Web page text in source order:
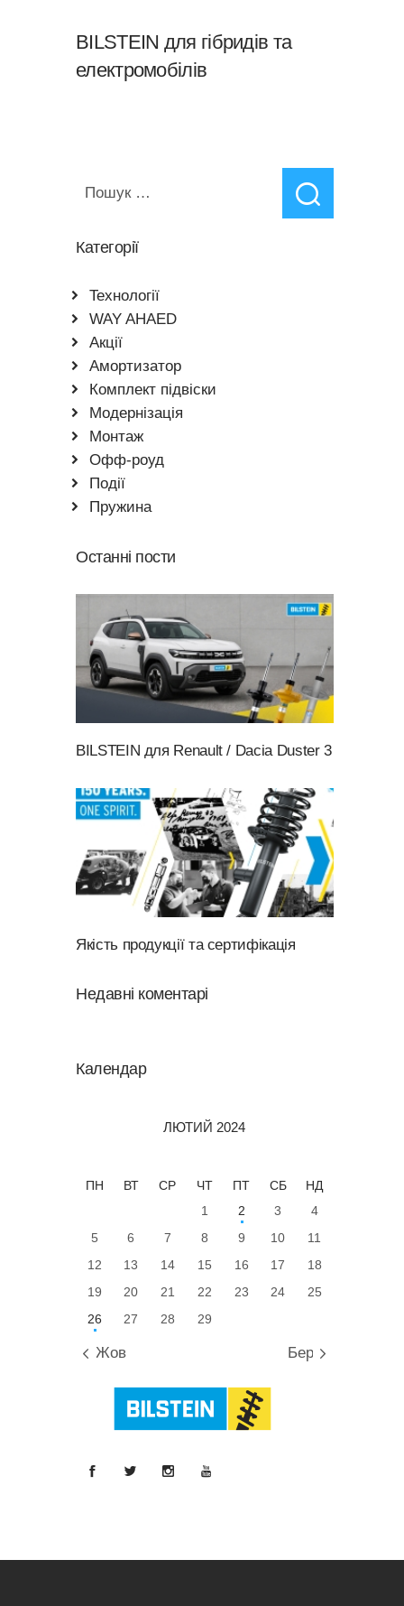
BILSTEIN для гібридів та
електромобілів
Категорії
Teхнології
WAY AHAED
Акції
Амортизатор
Комплект підвіски
Модернізація
Монтаж
Офф-роуд
Події
Пружина
Останні пости
BILSTEIN для Renault / Dacia Duster 3
Якість продукції та сертифікація
Недавні коментарі
Календар
ЛЮТИЙ 2024
ПН ВТ СР ЧТ ПТ СБ
НД
1
2 3
4
5
6 7 8 9 10
11
12
13 14 15 16 17
18
19
20 21 22 23 24
25
26
27 28 29
« Жов Бер »